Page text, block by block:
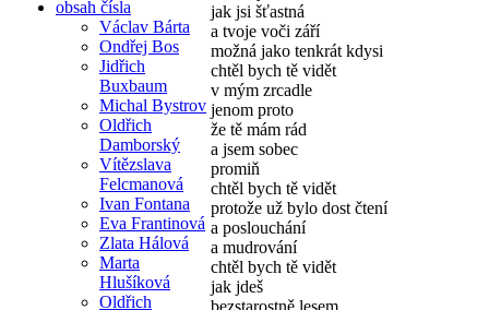
obsah čísla
Václav Bárta
Ondřej Bos
Jidřich
Buxbaum
Michal Bystrov
Oldřich
Damborský
Vítězslava
Felcmanová
Ivan Fontana
Eva Frantinová
Zlata Hálová
Marta
Hlušíková
Oldřich
jak jsi šťastná
a tvoje voči září
možná jako tenkrát kdysi
chtěl bych tě vidět
v mým zrcadle
jenom proto
že tě mám rád
a jsem sobec
promiň
chtěl bych tě vidět
protože už bylo dost čtení
a poslouchání
a mudrování
chtěl bych tě vidět
jak jdeš